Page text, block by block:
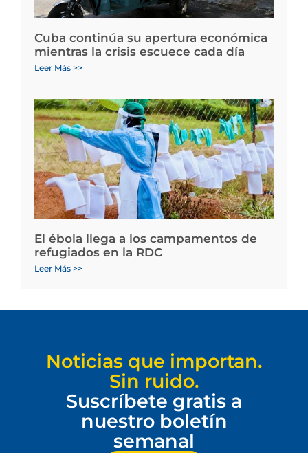
Cuba continúa su apertura económica
mientras la crisis escuece cada día
Leer Más >>
El ébola llega a los campamentos de
refugiados en la RDC
Leer Más >>
Noticias que importan.
Sin ruido.
Suscríbete gratis a
nuestro boletín
semanal